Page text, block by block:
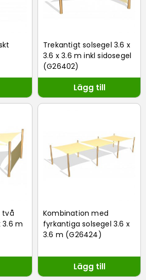
Trekantigt solsegel 3.6 x
3.6 x 3.6 m inkl sidosegel
(G26402)
Lägg till
två
3.6 m
Kombination med
fyrkantiga solsegel 3.6 x
3.6 m (G26424)
Lägg till